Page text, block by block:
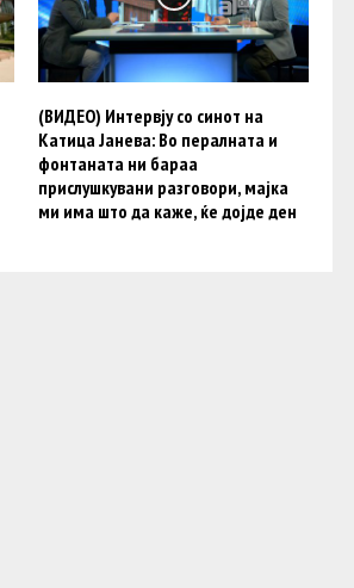
(ВИДЕО) Интервју со синот на
Катица Јанева: Во пералната и
фонтаната ни бараа
прислушкувани разговори, мајка
ми има што да каже, ќе дојде ден